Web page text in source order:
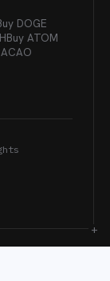
DOGE
Buy ATOM